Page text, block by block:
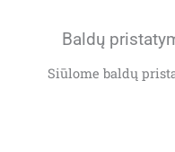
Baldų
Siūlome baldų